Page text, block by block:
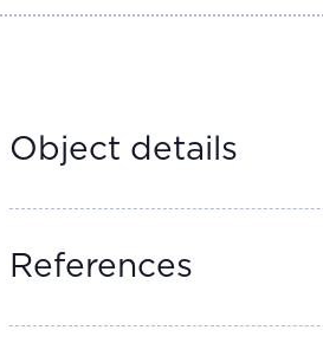
Object details
References